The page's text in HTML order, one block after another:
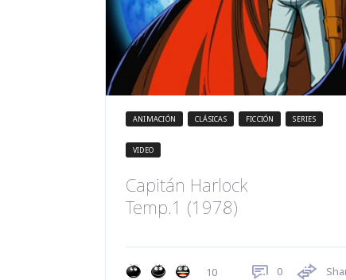
ANIMACIÓN CLÁSICAS FICCIÓN SERIES
VIDEO
Capitán Harlock
Temp.1 (1978)
10 0